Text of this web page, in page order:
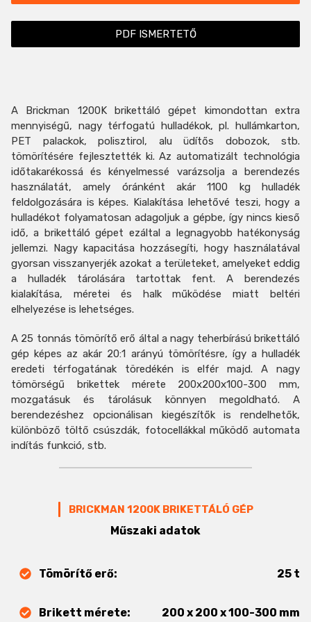
A Brickman 1200K brikettáló gépet kimondottan extra
mennyiségű, nagy térfogatú hulladékok, pl. hullámkarton,
PET palackok, polisztirol, alu üdítős dobozok, stb.
tömörítésére fejlesztették ki. Az automatizált technológia
időtakarékossá és kényelmessé varázsolja a berendezés
használatát, amely óránként akár 1100 kg hulladék
feldolgozására is képes. Kialakítása lehetővé teszi, hogy a
hulladékot folyamatosan adagoljuk a gépbe, így nincs kieső
idő, a brikettáló gépet ezáltal a legnagyobb hatékonyság
jellemzi. Nagy kapacitása hozzásegíti, hogy használatával
gyorsan visszanyerjék azokat a területeket, amelyeket eddig
a hulladék tárolására tartottak fent. A berendezés
kialakítása, méretei és halk működése miatt beltéri
elhelyezése is lehetséges.
A 25 tonnás tömörítő erő által a nagy teherbírású brikettáló
gép képes az akár 20:1 arányú tömörítésre, így a hulladék
eredeti térfogatának töredékén is elfér majd. A nagy
tömörségű brikettek mérete 200x200x100-300 mm,
mozgatásuk és tárolásuk könnyen megoldható. A
berendezéshez opcionálisan kiegészítők is rendelhetők,
különböző töltő csúszdák, fotocellákkal működő automata
indítás funkció, stb.
PDF ISMERTETŐ
BRICKMAN 1200K BRIKETTÁLÓ GÉP
Műszaki adatok
Tömörítő erő: 25 t
Brikett mérete: 200 x 200 x 100-300 mm